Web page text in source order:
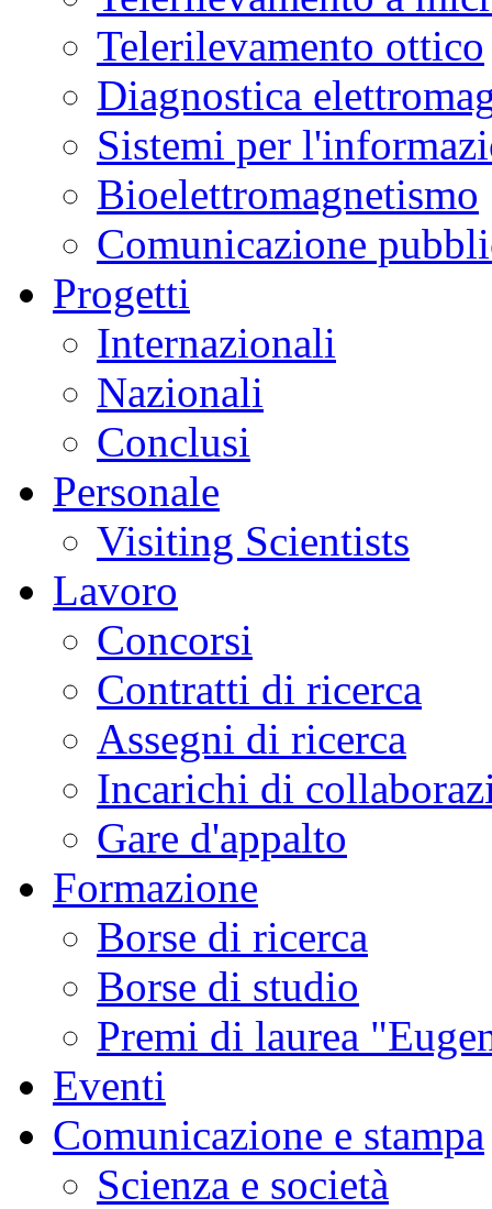
Telerilevamento ottico
Diagnostica
Sistemi per
Bioelettromagnetismo
Comunicazione
Progetti
Internazionali
Nazionali
Conclusi
Personale
Visiting Scientists
Lavoro
Concorsi
Contratti di ricerca
Assegni di ricerca
Incarichi di
Gare d'appalto
Formazione
Borse di ricerca
Borse di studio
Premi di laurea
Eventi
Comunicazione e stampa
Scienza e società